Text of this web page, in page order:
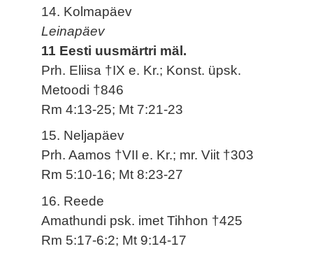
14. Kolmapäev
Leinapäev
11 Eesti uusmärtri mäl.
Prh. Eliisa †IX e. Kr.; Konst. üpsk.
Metoodi †846
Rm 4:13-25; Mt 7:21-23
15. Neljapäev
Prh. Aamos †VII e. Kr.; mr. Viit †303
Rm 5:10-16; Mt 8:23-27
16. Reede
Amathundi psk. imet Tihhon †425
Rm 5:17-6:2; Mt 9:14-17